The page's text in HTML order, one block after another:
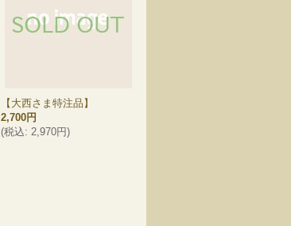
【大西さま特注品】
2,700円
(税込: 2,970円)